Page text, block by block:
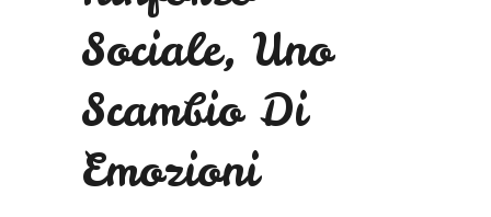
Sociale, Uno
Scambio Di
Emozioni